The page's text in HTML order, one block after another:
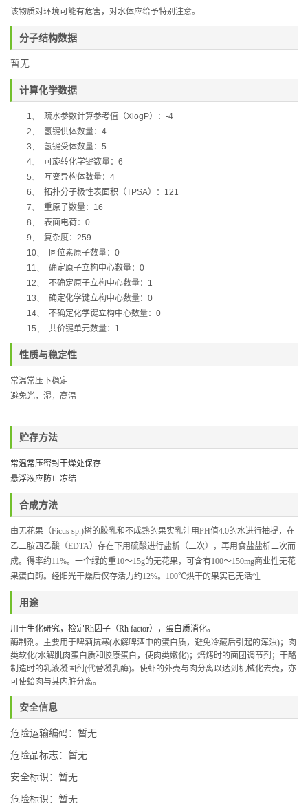
该物质对环境可能有危害，对水体应给予特别注意。
分子结构数据
暂无
计算化学数据
1、 疏水参数计算参考值（XlogP）： -4
2、
氢键供体数量： 4
3、
氢键受体数量： 5
4、
可旋转化学键数量： 6
5、
互变异构体数量： 4
6、
拓扑分子极性表面积（TPSA）： 121
7、
重原子数量： 16
8、
表面电荷： 0
9、
复杂度： 259
10、
同位素原子数量： 0
11、
确定原子立构中心数量： 0
12、
不确定原子立构中心数量： 1
13、
确定化学键立构中心数量： 0
14、
不确定化学键立构中心数量： 0
15、
共价键单元数量： 1
性质与稳定性
常温常压下稳定
避免光，湿，高温
贮存方法
常温常压密封干燥处保存
悬浮液应防止冻结
合成方法
由无花果（Ficus sp.)树的胶乳和不成熟的果实乳汁用PH值4.0的水进行抽提，在
乙二胺四乙酸（EDTA）存在下用硫酸进行盐析（二次），再用食盐盐析二次而
成。得率约11%。一个绿的重10～15g的无花果，可含有100～150mg商业性无花
果蛋白酶。经阳光干燥后仅存活力约12%。 100℃烘干的果实已无活性
用途
用于生化研究，检定Rh因子（Rh factor），蛋白质消化。
酶制剂。主要用于啤酒抗寒(水解啤酒中的蛋白质，避免冷藏后引起的浑浊)；肉
类软化(水解肌肉蛋白质和胶原蛋白，使肉类嫩化)；焙烤时的面团调节剂；干酪
制造时的乳液凝固剂 (代替凝乳酶)。使虾的外壳与肉分离以达到机械化去壳，亦
可使蛤肉与其内脏分离。
安全信息
危险运输编码：暂无
危险品标志：暂无
安全标识：暂无
危险标识：暂无